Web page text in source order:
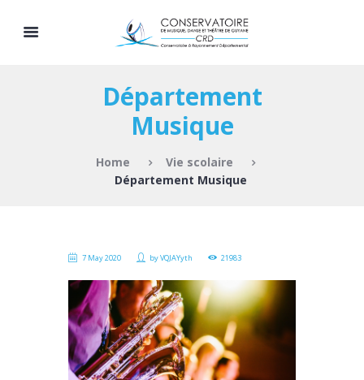
Département
Musique
Home
Vie scolaire
Département Musique
7 May 2020 byVQJAYyth 21983